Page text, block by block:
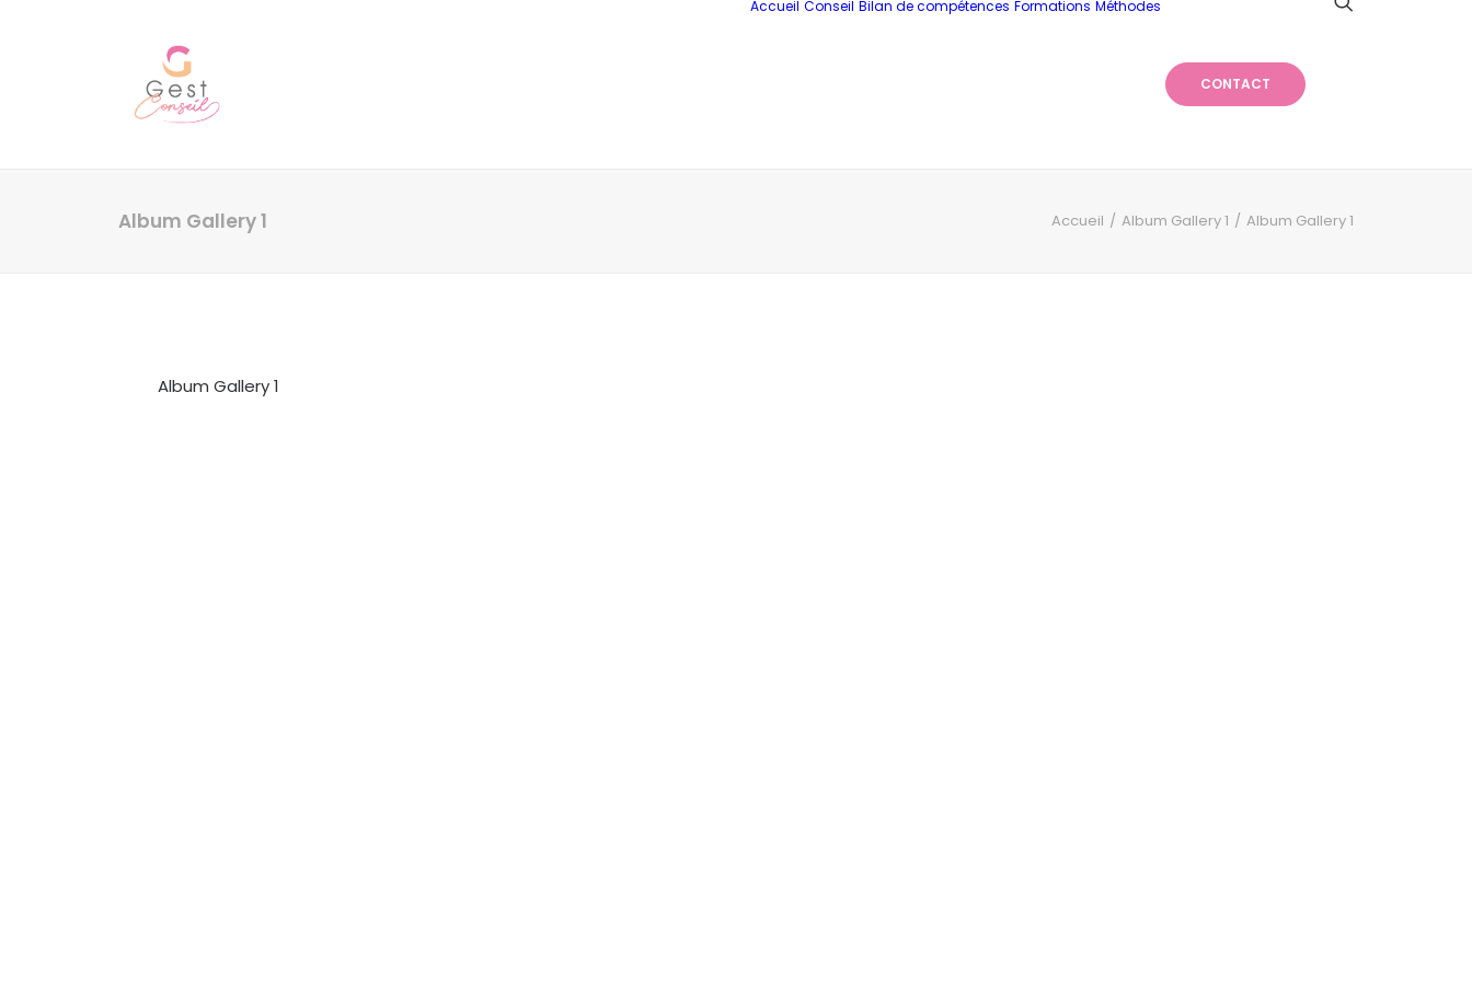
Accueil Conseil Bilan de compétences Formations Méthodes
CONTACT
Album Gallery 1 Accueil Album Gallery 1 Album Gallery 1
Album Gallery 1